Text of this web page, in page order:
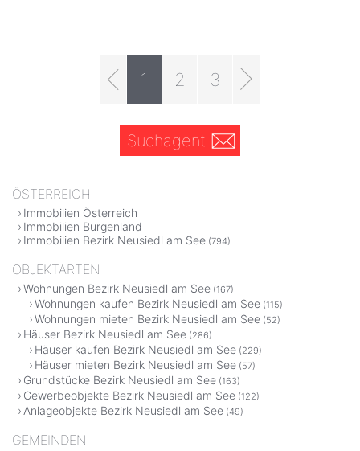
1 2 3
Suchagent
ÖSTERREICH
Immobilien Österreich
Immobilien Burgenland
Immobilien Bezirk Neusiedl am See (794)
OBJEKTARTEN
Wohnungen Bezirk Neusiedl am See (167)
Wohnungen kaufen Bezirk Neusiedl am See (115)
Wohnungen mieten Bezirk Neusiedl am See (52)
Häuser Bezirk Neusiedl am See (286)
Häuser kaufen Bezirk Neusiedl am See (229)
Häuser mieten Bezirk Neusiedl am See (57)
Grundstücke Bezirk Neusiedl am See (163)
Gewerbeobjekte Bezirk Neusiedl am See (122)
Anlageobjekte Bezirk Neusiedl am See (49)
GEMEINDEN